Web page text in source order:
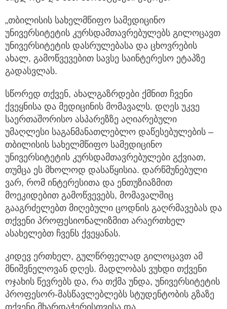
მიულოცა და მათ წარმატებები უსურვა.
„თბილისის სახელმწიფო სამედიცინო
უნივერსიტეტის კურსდამთავრებულებს გილოცავთ
უნივერსიტეტის დასრულებასა და ცხოვრების
ახალ, გამოწვევებით სავსე საინტერესო ეტაპზე
გადასვლას.
სწორედ თქვენ, ახალგაზრდები ქმნით ჩვენი
ქვეყნისა და მედიცინის მომავალს. დღეს უკვე
საერთაშორისო ასპარეზზე აღიარებული
უმაღლესი საგანმანათლებლო დაწესებულების –
თბილისის სახელმწიფო სამედიცინო
უნივერსიტეტის კურსდამთავრებულები გქვიათ,
თუმცა ეს მხოლოდ დასაწყისია. დარწმუნებული
ვარ, რომ ინტერესითა და ენთუზიაზმით
მოეკიდებით გამოწვევებს, მომავალშიც
გააგრძელებთ მიღებული ცოდნის გაღრმავებას და
თქვენი პროფესიონალიზმით არაერთხელ
ასახელებთ ჩვენს ქვეყანას.
კიდევ ერთხელ, გულწრფელად გილოცავთ ამ
მნიშვნელოვან დღეს. მადლობას ვუხდი თქვენი
ოჯახის წევრებს და, რა თქმა უნდა, უნივერსიტეტის
პროფესორ-მასწავლებლებს სტუდენტობის გზაზე